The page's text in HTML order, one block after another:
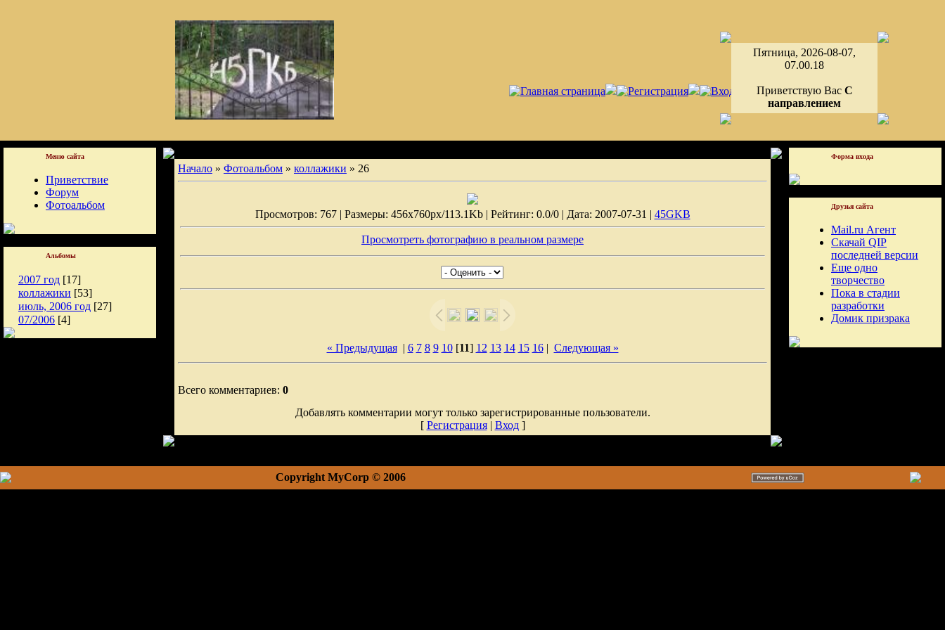
Пятница, 2026-08-07,
07.00.18
Приветствую Вас С
направлением
Меню сайта
Приветствие
Форум
Фотоальбом
Альбомы
2007 год [17]
коллажики [53]
июль, 2006 год [27]
07/2006 [4]
Начало » Фотоальбом » коллажики » 26
Просмотров: 767 | Размеры: 456x760px/113.1Kb | Рейтинг: 0.0/0 | Дата: 2007-07-31 | 45GKB
Просмотреть фотографию в реальном размере
« Предыдущая| 6 7 8 9 10[11] 12 13 14 15 16| Следующая »
Всего комментариев: 0
Добавлять комментарии могут только зарегистрированные пользователи.
[ Регистрация| Вход]
Форма входа
Друзья сайта
Mail.ru Агент
Скачай QIP
последней версии
Еще одно
творчество
Пока в стадии
разработки
Домик призрака
Copyright MyCorp © 2006